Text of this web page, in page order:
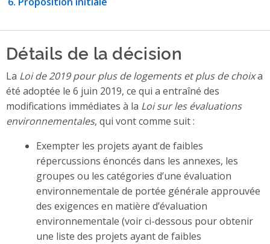
Détails de la décision
La Loi de 2019 pour plus de logements et plus de choixa
été adoptée le 6 juin 2019, ce qui a entraîné des
modifications immédiates à la Loi sur les évaluations
environnementales, qui vont comme suit :
Exempter les projets ayant de faibles
répercussions énoncés dans les annexes, les
groupes ou les catégories d’une évaluation
environnementale de portée générale approuvée
des exigences en matière d’évaluation
environnementale (voir ci-dessous pour obtenir
une liste des projets ayant de faibles